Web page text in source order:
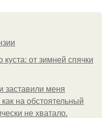
от зимней спячки
заставили меня
на обстоятельный
не хватало.